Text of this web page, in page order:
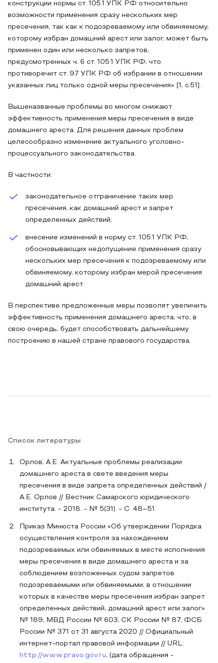
конструкции нормы ст. 105.1 УПК РФ относительно
возможности применения сразу нескольких мер
пресечения, так как к подозреваемому или обвиняемому,
которому избран домашний арест или залог, может быть
применен один или несколько запретов,
предусмотренных ч. 6 ст. 105.1 УПК РФ, что
противоречит ст. 97 УПК РФ об избрании в отношении
указанных лиц только одной меры пресечения» [1, с.51].
Вышеназванные проблемы во многом снижают
эффективность применения меры пресечения в виде
домашнего ареста. Для решения данных проблем
целесообразно изменение актуального уголовно-
процессуального законодательства.
В частности:
законодательное отграничение таких мер
пресечения, как домашний арест и запрет
определенных действий;
внесение изменений в норму ст. 105.1 УПК РФ,
обосновывающих недопущение применения сразу
нескольких мер пресечения к подозреваемому или
обвиняемому, которому избран мерой пресечения
домашний арест.
В перспективе предложенные меры позволят увеличить
эффективность применения домашнего ареста, что, в
свою очередь, будет способствовать дальнейшему
построению в нашей стране правового государства.
Список литературы
Орлов, А.Е. Актуальные проблемы реализации
домашнего ареста в свете введения меры
пресечения в виде запрета определенных действий /
А.Е. Орлов // Вестник Самарского юридического
института. - 2018. - № 5(31). - С. 48–51.
Приказ Минюста России «Об утверждении Порядка
осуществления контроля за нахождением
подозреваемых или обвиняемых в месте исполнения
меры пресечения в виде домашнего ареста и за
соблюдением возложенных судом запретов
подозреваемыми или обвиняемыми, в отношении
которых в качестве меры пресечения избран запрет
определенных действий, домашний арест или залог»
№ 189, МВД России № 603, СК России № 87, ФСБ
России № 371 от 31 августа 2020 // Официальный
интернет-портал правовой информации // URL:
http://www.pravo.gov.ru, (дата обращения -